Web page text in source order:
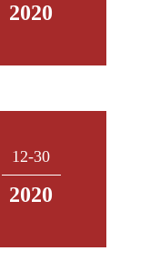
2020
12-30
2020